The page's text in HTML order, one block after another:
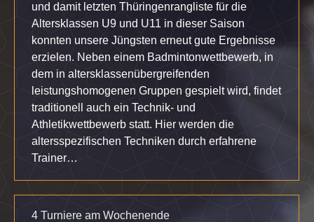
und damit letzten Thüringenrangliste für die
Altersklassen U9 und U11 in dieser Saison
konnten unsere Jüngsten erneut gute Ergebnisse
erzielen. Neben einem Badmintonwettbewerb, in
dem in altersklassenübergreifenden
leistungshomogenen Gruppen gespielt wird, findet
traditionell auch ein Technik- und
Athletikwettbewerb statt. Hier werden die
altersspezifischen Techniken durch erfahrene
Trainer…
4 Turniere am Wochenende